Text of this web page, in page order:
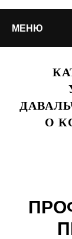
МЕНЮ
О